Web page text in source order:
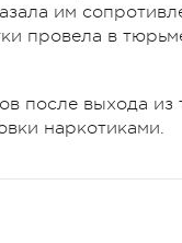
им
провела в
после выхода
наркотиками.